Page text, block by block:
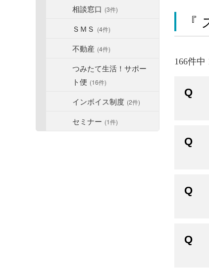
相談窓口 (3件)
ＳＭＳ (4件)
不動産 (4件)
つみたて生活！サポー
ト便 (16件)
インボイス制度 (2件)
セミナー (1件)
166件中